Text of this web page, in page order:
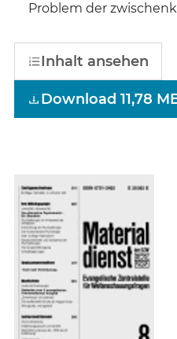
Problem der
Inhalt ansehen
Download 11,78